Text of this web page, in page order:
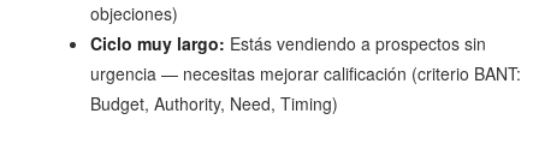
objeciones)
Ciclo muy largo: Estás vendiendo a prospectos sin
urgencia — necesitas mejorar calificación (criterio BANT:
Budget, Authority, Need, Timing)